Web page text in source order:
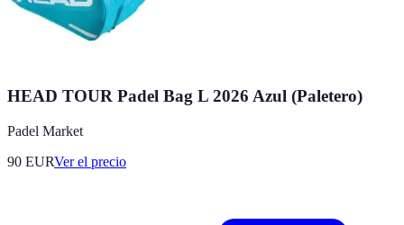
HEAD TOUR Padel Bag L 2026 Azul (Paletero)
Padel Market
90 EURVer el precio